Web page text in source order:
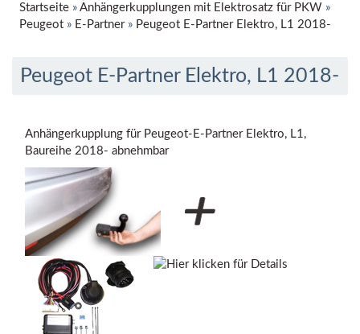
Startseite » Anhängerkupplungen mit Elektrosatz für PKW »
Peugeot » E-Partner» Peugeot E-Partner Elektro, L1 2018-
Peugeot E-Partner Elektro, L1 2018-
Anhängerkupplung für Peugeot-E-Partner Elektro, L1,
Baureihe 2018- abnehmbar